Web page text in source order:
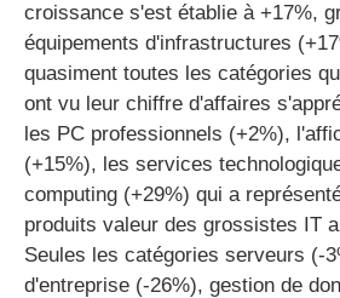
croissance s'est établie à +17%,
équipements d'infrastructures
quasiment toutes les catégories
ont vu leur chiffre d'affaires
les PC professionnels (+2%),
(+15%), les services
computing (+29%) qui a
produits valeur des grossistes IT
Seules les catégories serveurs (-
d'entreprise (-26%), gestion de